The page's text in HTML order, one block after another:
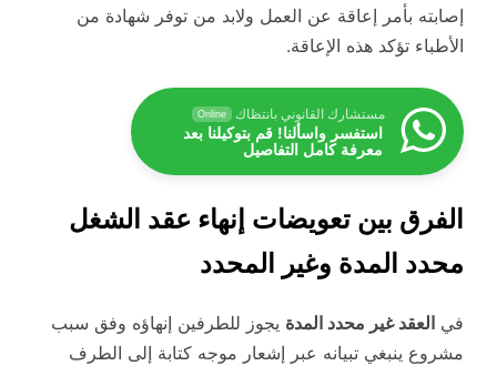
إصابته بأمر إعاقة عن العمل ولابد من توفر شهادة من
الأطباء تؤكد هذه الإعاقة.
مستشارك القانوني بانتظاك Online
استفسر واسألنا! قم بتوكيلنا بعد
معرفة كامل التفاصيل
الفرق بين تعويضات إنهاء عقد الشغل
محدد المدة وغير المحدد
في العقد غير محدد المدة يجوز للطرفين إنهاؤه وفق سبب
مشروع ينبغي تبيانه عبر إشعار موجه كتابة إلى الطرف